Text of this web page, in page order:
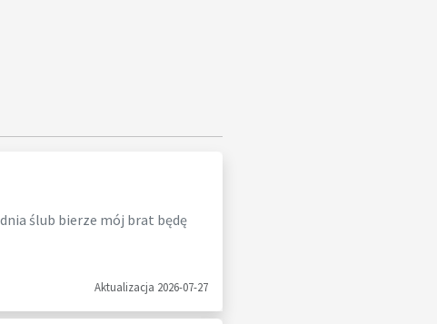
ślub bierze mój brat będę
Aktualizacja 2026-07-27